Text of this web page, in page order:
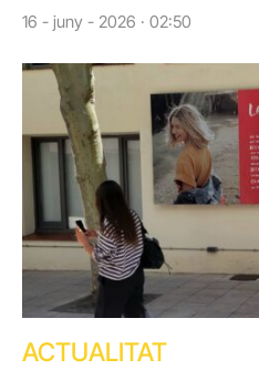
16 - juny - 2026 · 02:50
ACTUALITAT